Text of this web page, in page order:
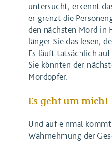
untersucht, erkennt
er grenzt die
den nächsten Mord in
länger Sie das lesen,
Es läuft tatsächlich auf
Sie könnten der
Mordopfer.
Es geht um mich!
Und auf einmal
Wahrnehmung der